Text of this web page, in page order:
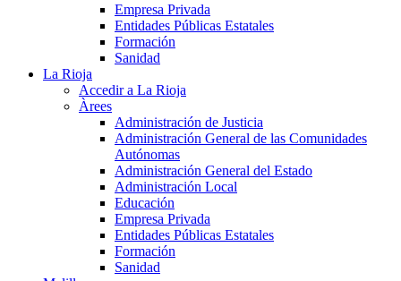
Empresa Privada
Entidades Públicas Estatales
Formación
Sanidad
La Rioja
Accedir a La Rioja
Àrees
Administración de Justicia
Administración General de las Comunidades
Autónomas
Administración General del Estado
Administración Local
Educación
Empresa Privada
Entidades Públicas Estatales
Formación
Sanidad